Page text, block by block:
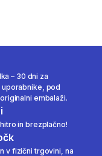
– 30 dni za
pod
embalaži.
in brezplačno!
v fizični trgovini, na